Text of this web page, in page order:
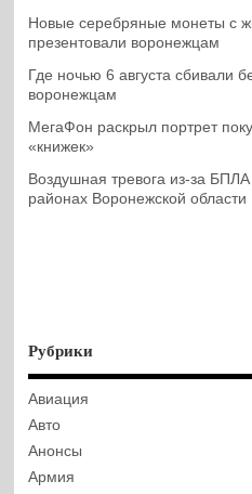
Новые серебряные монеты с
презентовали воронежцам
Где ночью 6 августа сбивали
воронежцам
МегаФон раскрыл портрет
«книжек»
Воздушная тревога из-за БПЛА
районах Воронежской области
Рубрики
Авиация
Авто
Анонсы
Армия